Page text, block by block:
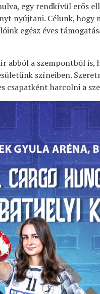
egy rendkívül erős
nyújtani. Célunk, hogy
egész éves
abból a szempontból is,
színeiben.
csapatként harcolni a